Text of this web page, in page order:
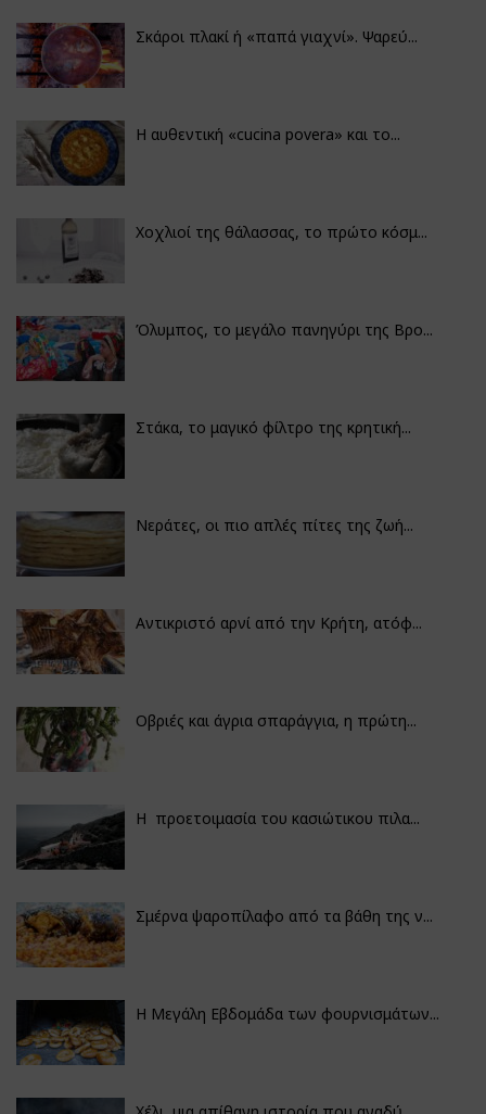
Σκάροι πλακί ή «παπά γιαχνί». Ψαρεύ...
Η αυθεντική «cucina povera» και το...
Χοχλιοί της θάλασσας, το πρώτο κόσμ...
Όλυμπος, το μεγάλο πανηγύρι της Βρο...
Στάκα, το μαγικό φίλτρο της κρητική...
Νεράτες, οι πιο απλές πίτες της ζωή...
Αντικριστό αρνί από την Κρήτη, ατόφ...
Οβριές και άγρια σπαράγγια, η πρώτη...
Η προετοιμασία του κασιώτικου πιλα...
Σμέρνα ψαροπίλαφο από τα βάθη της ν...
Η Μεγάλη Εβδομάδα των φουρνισμάτων...